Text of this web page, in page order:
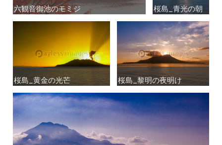
六観音御池のモミジ
六観音御池のモミジ 桜島_青光の朝
桜島_青光の朝
桜島_黄金の光芒
桜島_黄金の光芒 桜島_黎明の夜明け
桜島_黎明の夜明け